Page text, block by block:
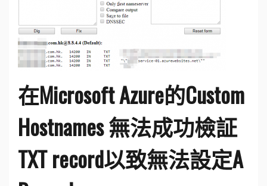
在Microsoft Azure的Custom
Hostnames 無法成功檢証
TXT record以致無法設定A